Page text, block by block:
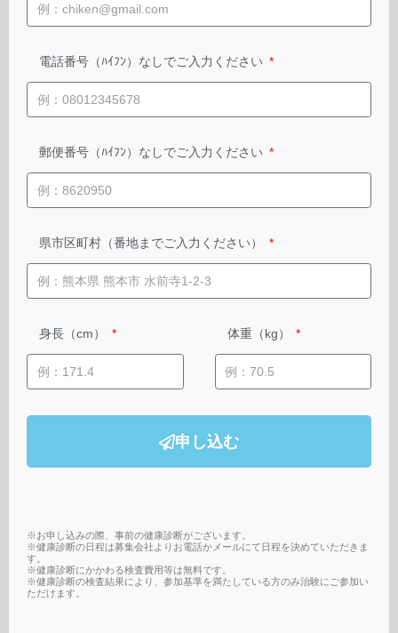
電話番号（ﾊｲﾌﾝ）なしでご入力ください
郵便番号（ﾊｲﾌﾝ）なしでご入力ください
県市区町村（番地までご入力ください）
身長（cm） 体重（kg）
申し込む
※お申し込みの際、事前の健康診断がございます。
※健康診断の日程は募集会社よりお電話かメールにて日程を決めていただきま
す。
※健康診断にかかわる検査費用等は無料です。
※健康診断の検査結果により、参加基準を満たしている方のみ治験にご参加い
ただけます。